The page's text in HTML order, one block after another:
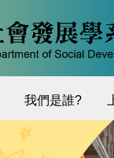
我們是誰?